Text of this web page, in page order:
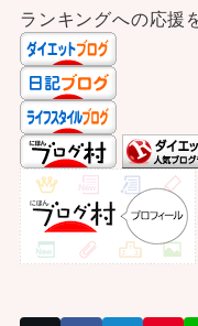
ランキングへの応援